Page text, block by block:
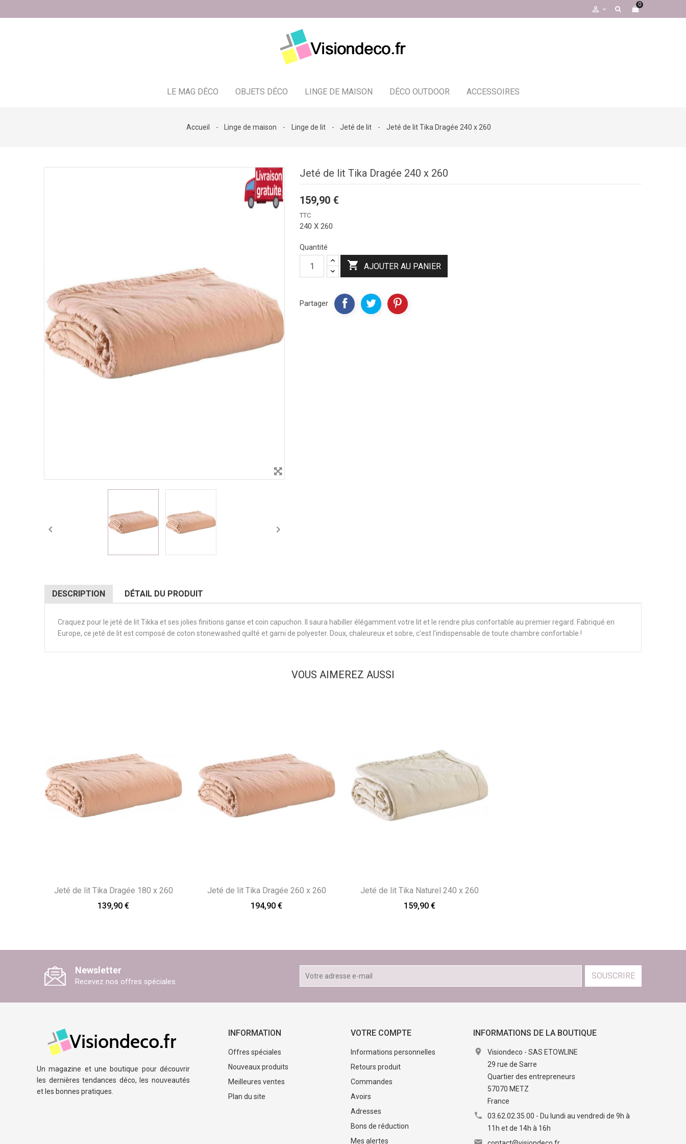

0
LE MAG DÉCO OBJETS DÉCO LINGE DE MAISON DÉCO OUTDOOR ACCESSOIRES
Accueil Linge de maison Linge de lit Jeté de lit Jeté de lit Tika Dragée 240 x 260
 
Jeté de lit Tika Dragée 240 x 260
159,90 €
TTC
240 X 260
Quantité
 AJOUTER AU PANIER
Partager
DESCRIPTION DÉTAIL DU PRODUIT
Craquez pour le jeté de lit Tikka et ses jolies finitions ganse et coin capuchon. Il saura habiller élégamment votre lit et le rendre plus confortable au premier regard. Fabriqué en
Europe, ce jeté de lit est composé de coton stonewashed quilté et garni de polyester. Doux, chaleureux et sobre, c'est l'indispensable de toute chambre confortable !
VOUS AIMEREZ AUSSI
Jeté de lit Tika Dragée 180 x 260
139,90 €
Jeté de lit Tika Dragée 260 x 260
194,90 €
Jeté de lit Tika Naturel 240 x 260
159,90 €
Newsletter
Recevez nos offres spéciales
SOUSCRIRE
Un magazine et une boutique pour découvrir
les dernières tendances déco, les nouveautés
et les bonnes pratiques.
INFORMATION
Offres spéciales
Nouveaux produits
Meilleures ventes
Plan du site
VOTRE COMPTE
Informations personnelles
Retours produit
Commandes
Avoirs
Adresses
Bons de réduction
Mes alertes
INFORMATIONS DE LA BOUTIQUE

Visiondeco - SAS ETOWLINE
29 rue de Sarre
Quartier des entrepreneurs
57070 METZ
France

03.62.02.35.00 - Du lundi au vendredi de 9h à
11h et de 14h à 16h